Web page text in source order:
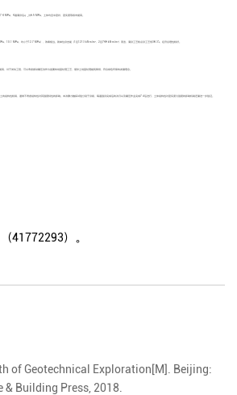
7.4 MPa，4遍满夯后q c 为6.5 MPa，土体均呈中密状，密实度等级未提高。
、10.1 MPa，均小于12.7 MPa），效果相当。就单位夯击能（1区1213 kN·m/m 2 、2区749 kN·m/m 2 ）而言，满夯工艺较点夯工艺低38.3%，经济合理性较好。
，对于类似工程，可以考虑振动碾压法作为首要的地基处理工艺，使砂土地基处理能耗降低，符合绿色环保的发展理念。
土的结构性较弱，通常不考虑结构性对其强度特性的影响。本次静力触探试验分别于夯前、每遍强夯完成后的次日以及碾压作业完成7 d后进行，土体结构性对密实度与强度的影响机制还需进一步验证。
41772293）。
of Geotechnical Exploration[M]. Beijing:
& Building Press, 2018.